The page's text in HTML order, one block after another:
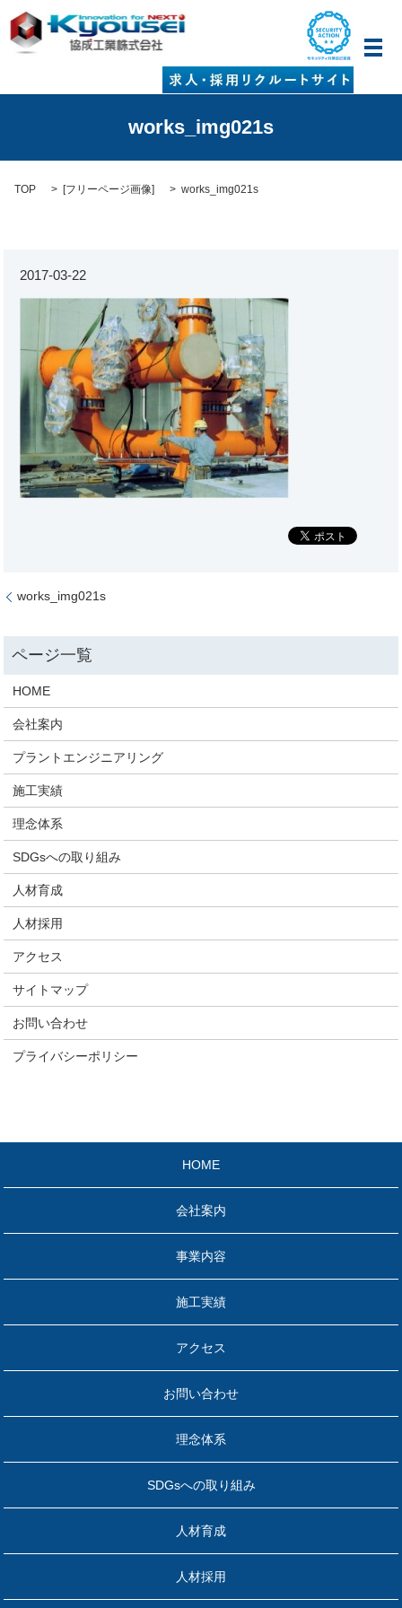
メ
works_img021s
TOP [フリーページ画像] works_img021s
2017-03-22
works_img021s
HOME
会社案内
プラントエンジニアリング
施工実績
理念体系
SDGsへの取り組み
人材育成
人材採用
アクセス
サイトマップ
お問い合わせ
プライバシーポリシー
HOME
会社案内
事業内容
施工実績
アクセス
お問い合わせ
理念体系
SDGsへの取り組み
人材育成
人材採用